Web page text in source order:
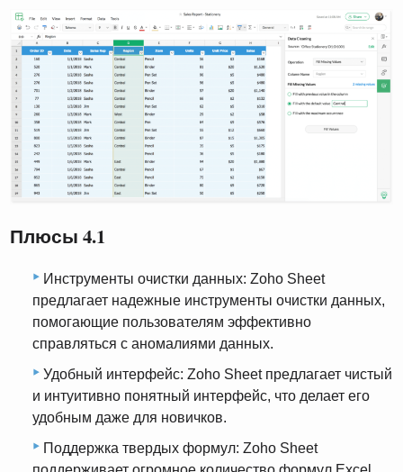
Плюсы 4.1
Инструменты очистки данных: Zoho Sheet
предлагает надежные инструменты очистки данных,
помогающие пользователям эффективно
справляться с аномалиями данных.
Удобный интерфейс: Zoho Sheet предлагает чистый
и интуитивно понятный интерфейс, что делает его
удобным даже для новичков.
Поддержка твердых формул: Zoho Sheet